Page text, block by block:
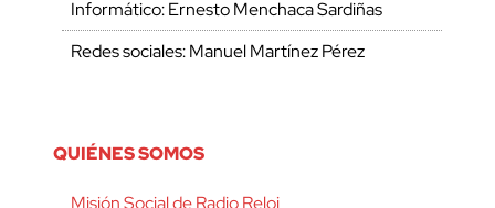
Informático: Ernesto Menchaca Sardiñas
Redes sociales: Manuel Martínez Pérez
QUIÉNES SOMOS
Misión Social de Radio Reloj